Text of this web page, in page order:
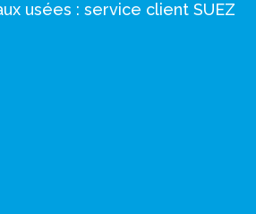
usées : service client SUEZ